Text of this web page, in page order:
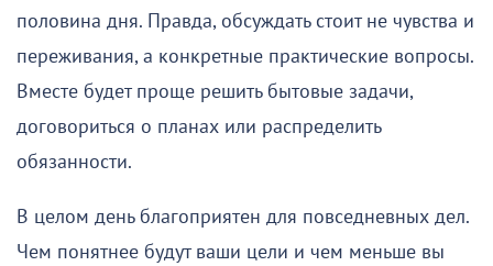
половина дня. Правда, обсуждать стоит не чувства и
переживания, а конкретные практические вопросы.
Вместе будет проще решить бытовые задачи,
договориться о планах или распределить
обязанности.
В целом день благоприятен для повседневных дел.
Чем понятнее будут ваши цели и чем меньше вы